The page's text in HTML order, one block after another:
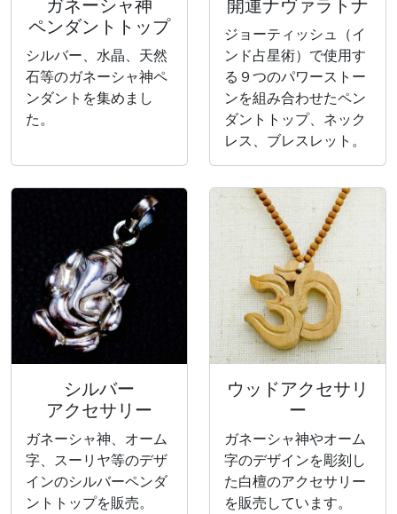
ガネーシャ神
ペンダントトップ
シルバー、水晶、天然
石等のガネーシャ神ペ
ンダントを集めまし
た。
開運ナヴァラトナ
ジョーティッシュ（イ
ンド占星術）で使用す
る９つのパワーストー
ンを組み合わせたペン
ダントトップ、ネック
レス、ブレスレット。
シルバー
アクセサリー
ガネーシャ神、オーム
字、スーリヤ等のデザ
インのシルバーペンダ
ントトップを販売。
ウッドアクセサリ
ー
ガネーシャ神やオーム
字のデザインを彫刻し
た白檀のアクセサリー
を販売しています。